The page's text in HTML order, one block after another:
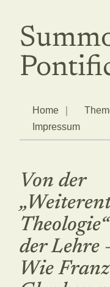
Home
Impressum
Von der
der Lehre
Wie